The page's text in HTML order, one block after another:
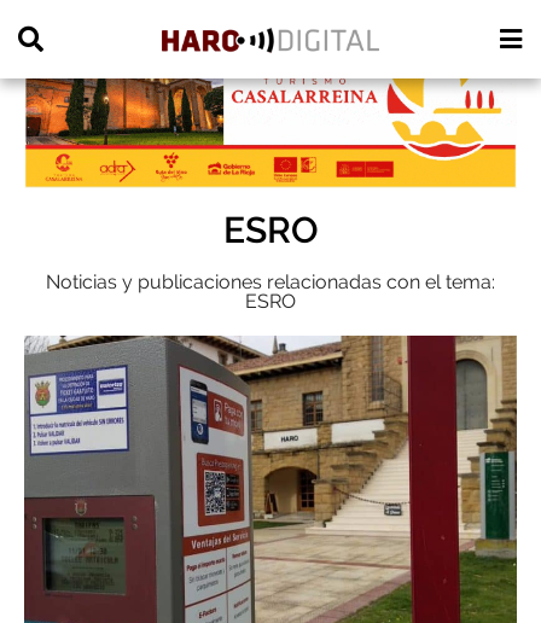
ESRO
Noticias y publicaciones relacionadas con el tema:
ESRO